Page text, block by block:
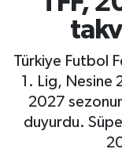
Türkiye Futbol
1. Lig, Nesine
2027
duyurdu.